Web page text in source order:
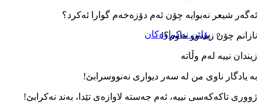
پۆلێن نەکراوەکان
ئه‌گه‌ر شیعر نه‌بوایه ‌چۆن ئه‌م دۆزه‌خه‌م گوارا ئه‌کرد؟
نازانم چۆن زیندوو ماوم؟!
زیندان نییه ‌له‌م و‌ڵاته
به‌ یادگار ناوی من له‌ سه‌ر دیواری نه‌نووسرابێ!
ژووری تاکه‌که‌سی نییه، ئه‌م جه‌سته ‌لاوازه‌ی تێدا، به‌ند نه‌کرابێ!